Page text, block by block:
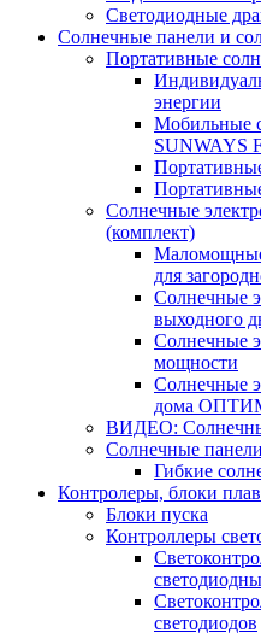
Светодиодные
Солнечные панели и
Портативные
энергии
Мобильные
SUNWAYS
Солнечные
(комплект)
Маломощные
для
Солнечные
выходного
Солнечные
мощности
Солнечные
дома
ВИДЕО:
Солнечные
Гибкие
Контролеры, блоки
Блоки пуска
Контроллеры
светодиодов